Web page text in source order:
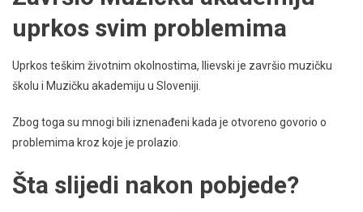
uprkos svim problemima
Uprkos teškim životnim okolnostima, Ilievski je završio muzičku
školu i Muzičku akademiju u Sloveniji.
Zbog toga su mnogi bili iznenađeni kada je otvoreno govorio o
problemima kroz koje je prolazio.
Šta slijedi nakon pobjede?